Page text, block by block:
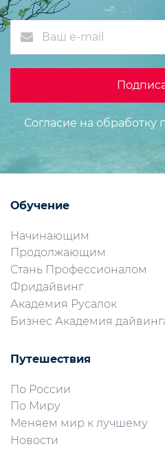
Согласие на
Обучение
Начинающим
Продолжающим
Стань Профессионалом
Фридайвинг
Академия Русалок
Бизнес Академия
Путешествия
По России
По Миру
Меняем мир к лучшему
Новости